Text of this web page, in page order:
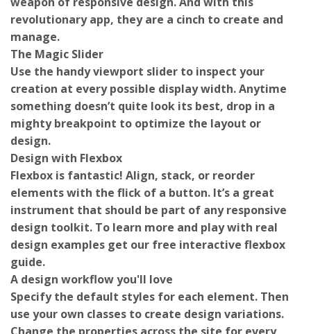
revolutionary app, they are a cinch to create and
manage.
The Magic Slider
Use the handy viewport slider to inspect your
creation at every possible display width. Anytime
something doesn’t quite look its best, drop in a
mighty breakpoint to optimize the layout or
design.
Design with Flexbox
Flexbox is fantastic! Align, stack, or reorder
elements with the flick of a button. It’s a great
instrument that should be part of any responsive
design toolkit. To learn more and play with real
design examples get our free interactive flexbox
guide.
A design workflow you'll love
Specify the default styles for each element. Then
use your own classes to create design variations.
Change the properties across the site for every